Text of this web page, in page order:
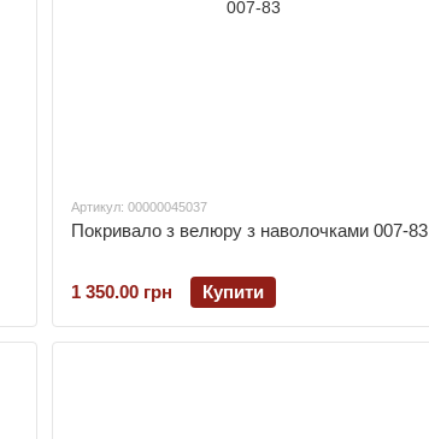
Артикул: 00000045037
Покривало з велюру з наволочками 007-83
1 350.00 грн Купити